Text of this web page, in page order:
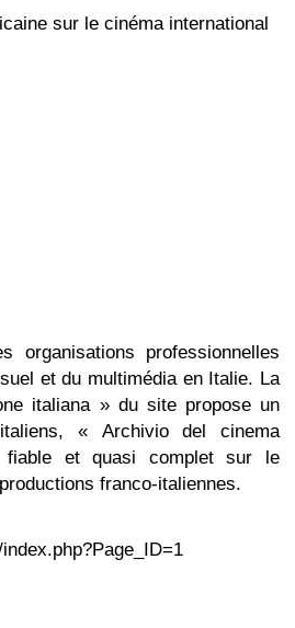
sur le cinéma international
organisations professionnelles
et du multimédia en Italie. La
italiana » du site propose un
« Archivio del cinema
fiable et quasi complet sur le
franco-italiennes.